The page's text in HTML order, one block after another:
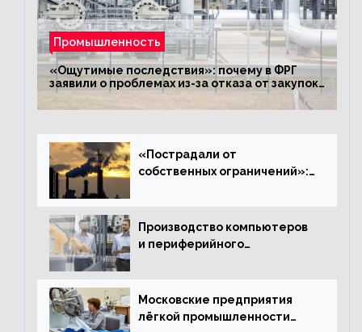
Промышленность
«Ощутимые последствия»: почему в ФРГ
заявили о проблемах из-за отказа от закупок
российского газа
«Пострадали от
собственных ограничений»:
промышленности
Производство компьютеров
и периферийного
Московские предприятия
лёгкой промышленности